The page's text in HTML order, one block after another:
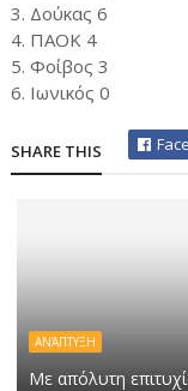
3. Δούκας 6
4. ΠΑΟΚ 4
5. Φοίβος 3
6. Ιωνικός 0
SHARE THIS
ΑΝΆΠΤΥΞΗ
Με απόλυτη